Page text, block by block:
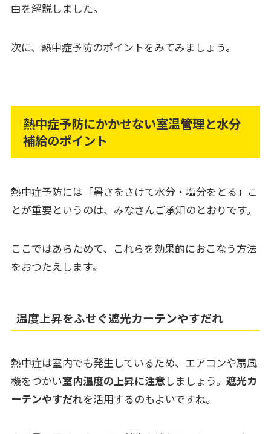
由を解説しました。
次に、熱中症予防のポイントをみてみましょう。
熱中症予防にかかせない室温管理と水分
補給のポイント
熱中症予防には「暑さをさけて水分・塩分をとる」こ
とが重要というのは、みなさんご承知のとおりです。
ここではあらためて、これらを効果的におこなう方法
をおつたえします。
温度上昇をふせぐ遮光カーテンやすだれ
熱中症は室内でも発生しているため、エアコンや扇風
機をつかい室内温度の上昇に注意しましょう。 遮光カ
ーテンやすだれを活用するのもよいですね。